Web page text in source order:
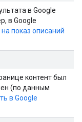
в Google
в Google
показ описаний
контент был
(по данным
в Google